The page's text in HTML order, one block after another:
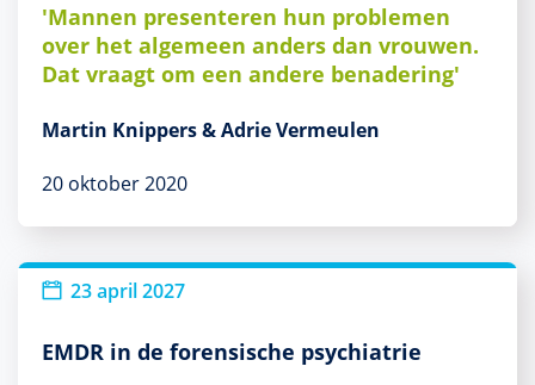
'Mannen presenteren hun problemen
over het algemeen anders dan vrouwen.
Dat vraagt om een andere benadering'
Martin Knippers & Adrie Vermeulen
20 oktober 2020
23 april 2027
EMDR in de forensische psychiatrie